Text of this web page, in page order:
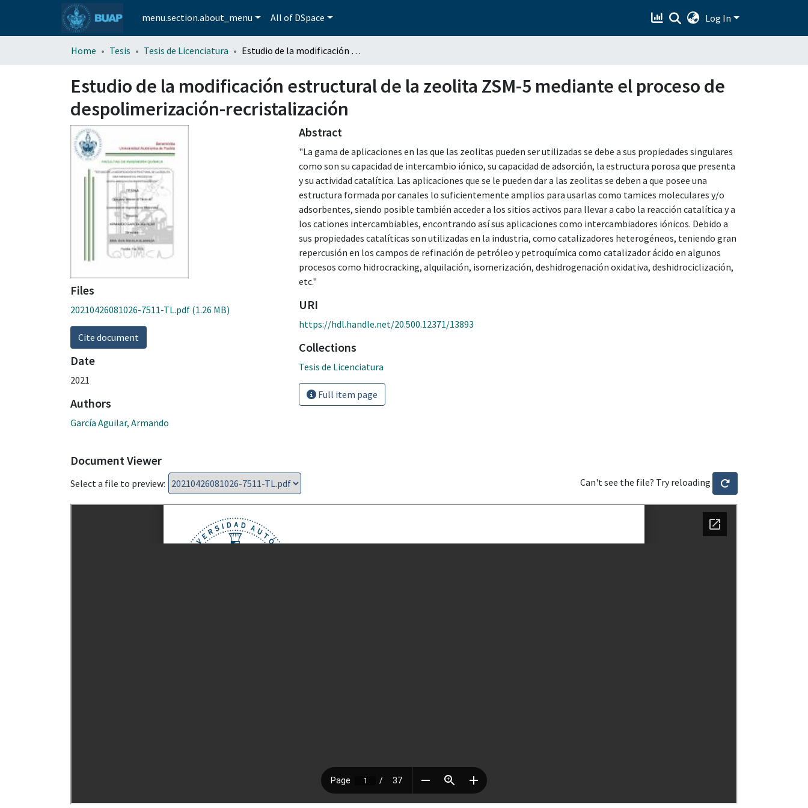
menu.section.about_menu All of DSpace Log In
Home Tesis Tesis de Licenciatura Estudio de la modificación estructural de la zeolita ZSM-5 mediante el proceso de despolimerización-recristalización
Estudio de la modificación estructural de la zeolita ZSM-5 mediante el proceso de
despolimerización-recristalización
Files
20210426081026-7511-TL.pdf (1.26 MB)
Cite document
Date
2021
Authors
García Aguilar, Armando
Abstract
"La gama de aplicaciones en las que las zeolitas pueden ser utilizadas se debe a sus propiedades singulares
como son su capacidad de intercambio iónico, su capacidad de adsorción, la estructura porosa que presenta
y su actividad catalítica. Las aplicaciones que se le pueden dar a las zeolitas se deben a que posee una
estructura formada por canales lo suficientemente amplios para usarlas como tamices moleculares y/o
adsorbentes, siendo posible también acceder a los sitios activos para llevar a cabo la reacción catalítica y a
los cationes intercambiables, encontrando así sus aplicaciones como intercambiadores iónicos. Debido a
sus propiedades catalíticas son utilizadas en la industria, como catalizadores heterogéneos, teniendo gran
repercusión en los campos de refinación de petróleo y petroquímica como catalizador ácido en algunos
procesos como hidrocracking, alquilación, isomerización, deshidrogenación oxidativa, deshidrociclización,
etc."
URI
https://hdl.handle.net/20.500.12371/13893
Collections
Tesis de Licenciatura
Full item page
Document Viewer
Select a file to preview: Can't see the file? Try reloading